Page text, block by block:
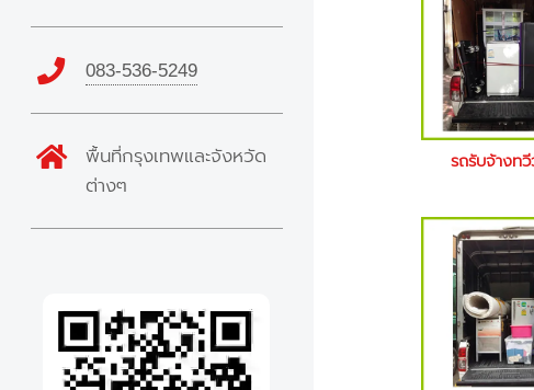
รถรับจ้างท
083-536-5249
พื้นที่กรุงเทพและจังหวัด
ต่างๆ